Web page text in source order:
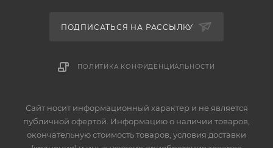
ПОДПИСАТЬСЯ НА РАССЫЛКУ
ПОЛИТИКА КОНФИДЕНЦИАЛЬНОСТИ
Сайт носит информационный характер и не является
публичной офертой. Информацию о наличии товаров,
окончательную стоимость товаров, условия доставки